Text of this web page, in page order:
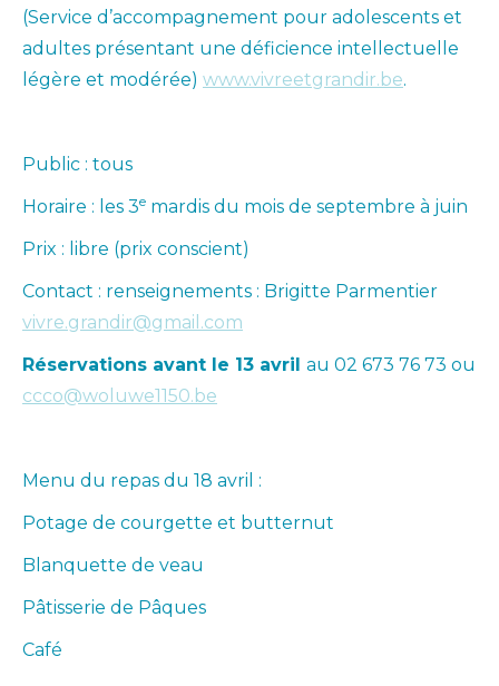
(Service d’accompagnement pour adolescents et
adultes présentant une déficience intellectuelle
légère et modérée) www.vivreetgrandir.be.
Public : tous
Horaire : les 3e mardis du mois de septembre à juin
Prix : libre (prix conscient)
Contact : renseignements : Brigitte Parmentier
vivre.grandir@gmail.com
Réservations avant le 13 avril au 02 673 76 73 ou
ccco@woluwe1150.be
Menu du repas du 18 avril :
Potage de courgette et butternut
Blanquette de veau
Pâtisserie de Pâques
Café